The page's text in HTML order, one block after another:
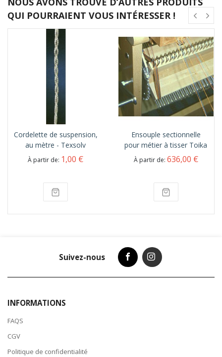
QUI POURRAIENT VOUS INTÉRESSER !
Cordelette de suspension,
au mètre - Texsolv
À partir de 1,00 €
Ensouple sectionnelle
pour métier à tisser Toika
À partir de 636,00 €
Suivez-nous
INFORMATIONS
FAQS
CGV
Politique de confidentialité